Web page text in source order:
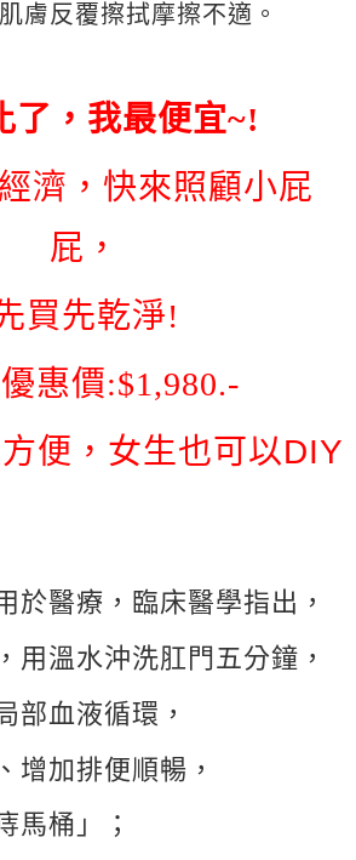
膚反覆擦拭摩擦不適。
了，我最便宜~!
濟，快來照顧小屁
屁，
買先乾淨!
惠價:$1,980.-
便，女生也可以DIY
於醫療，臨床醫學指出，
用溫水沖洗肛門五分鐘，
部血液循環，
增加排便順暢，
馬桶」；